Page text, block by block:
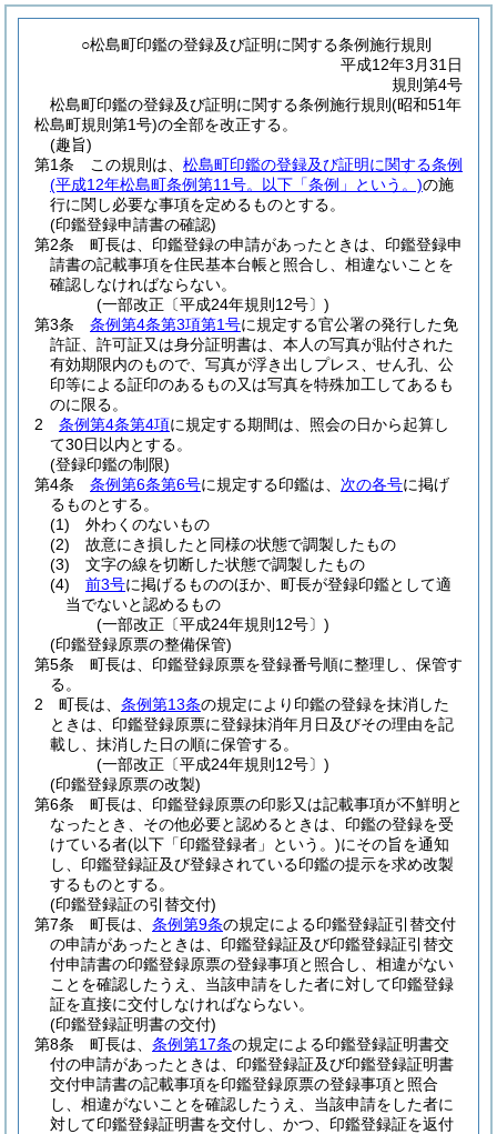
○松島町印鑑の登録及び証明に関する条例施行規則
平成12年3月31日
規則第4号
松島町印鑑の登録及び証明に関する条例施行規則(昭和51年
松島町規則第1号)の全部を改正する。
(趣旨)
第1条
この規則は、 松島町印鑑の登録及び証明に関する条例
(平成12年松島町条例第11号。以下「条例」という。)の施
行に関し必要な事項を定めるものとする。
(印鑑登録申請書の確認)
第2条
町長は、印鑑登録の申請があったときは、印鑑登録申
請書の記載事項を住民基本台帳と照合し、相違ないことを
確認しなければならない。
(一部改正〔平成24年規則12号〕)
第3条
条例第4条第3項第1号に規定する官公署の発行した免
許証、許可証又は身分証明書は、本人の写真が貼付された
有効期限内のもので、写真が浮き出しプレス、せん孔、公
印等による証印のあるもの又は写真を特殊加工してあるも
のに限る。
2
条例第4条第4項に規定する期間は、照会の日から起算し
て30日以内とする。
(登録印鑑の制限)
第4条
条例第6条第6号に規定する印鑑は、 次の各号に掲げ
るものとする。
(1)
外わくのないもの
(2)
故意にき損したと同様の状態で調製したもの
(3)
文字の線を切断した状態で調製したもの
(4)
前3号に掲げるもののほか、町長が登録印鑑として適
当でないと認めるもの
(一部改正〔平成24年規則12号〕)
(印鑑登録原票の整備保管)
第5条
町長は、印鑑登録原票を登録番号順に整理し、保管す
る。
2
町長は、 条例第13条の規定により印鑑の登録を抹消した
ときは、印鑑登録原票に登録抹消年月日及びその理由を記
載し、抹消した日の順に保管する。
(一部改正〔平成24年規則12号〕)
(印鑑登録原票の改製)
第6条
町長は、印鑑登録原票の印影又は記載事項が不鮮明と
なったとき、その他必要と認めるときは、印鑑の登録を受
けている者(以下「印鑑登録者」という。)にその旨を通知
し、印鑑登録証及び登録されている印鑑の提示を求め改製
するものとする。
(印鑑登録証の引替交付)
第7条
町長は、 条例第9条の規定による印鑑登録証引替交付
の申請があったときは、印鑑登録証及び印鑑登録証引替交
付申請書の印鑑登録原票の登録事項と照合し、相違がない
ことを確認したうえ、当該申請をした者に対して印鑑登録
証を直接に交付しなければならない。
(印鑑登録証明書の交付)
第8条
町長は、 条例第17条の規定による印鑑登録証明書交
付の申請があったときは、印鑑登録証及び印鑑登録証明書
交付申請書の記載事項を印鑑登録原票の登録事項と照合
し、相違がないことを確認したうえ、当該申請をした者に
対して印鑑登録証明書を交付し、かつ、印鑑登録証を返付